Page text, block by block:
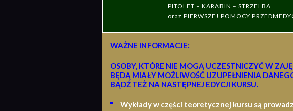
PITOLET – KARABIN – STRZELBA
oraz PIERWSZEJ POMOCY
WAŻNE INFORMACJE:
OSOBY, KTÓRE NIE MOGĄ UCZESTNICZYĆ W
BĘDĄ MIAŁY MOŻLIWOŚĆ UZUPEŁNIENIA
BĄDŹ TEŻ NA NASTĘPNEJ EDYCJI KURSU.
Wykłady w części teoretycznej kursu są